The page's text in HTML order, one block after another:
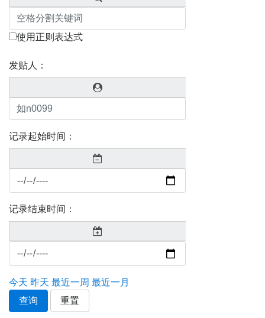
使用正则表达式
发贴人：
记录起始时间：
记录结束时间：
今天 昨天 最近一周 最近一月
查询
重置